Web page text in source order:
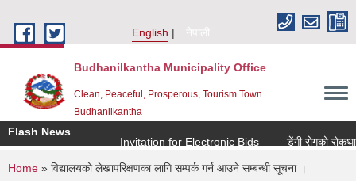
English
नेपाली
Budhanilkantha Municipality Office
Clean, Peaceful, Prosperous, Tourism Town
Budhanilkantha
Flash News
Invitation for Electronic Bids
डेंगी रोगको
You are here
Home » विद्यालयको लेखापरिक्षणका लागि सम्पर्क गर्न आउने सम्बन्धी सूचना ।